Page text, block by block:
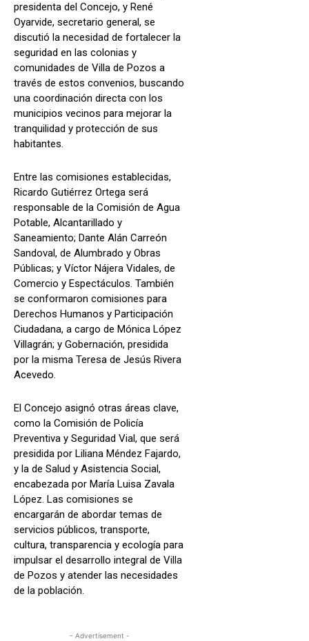
presidenta del Concejo, y René
Oyarvide, secretario general, se
discutió la necesidad de fortalecer la
seguridad en las colonias y
comunidades de Villa de Pozos a
través de estos convenios, buscando
una coordinación directa con los
municipios vecinos para mejorar la
tranquilidad y protección de sus
habitantes.
Entre las comisiones establecidas,
Ricardo Gutiérrez Ortega será
responsable de la Comisión de Agua
Potable, Alcantarillado y
Saneamiento; Dante Alán Carreón
Sandoval, de Alumbrado y Obras
Públicas; y Víctor Nájera Vidales, de
Comercio y Espectáculos. También
se conformaron comisiones para
Derechos Humanos y Participación
Ciudadana, a cargo de Mónica López
Villagrán; y Gobernación, presidida
por la misma Teresa de Jesús Rivera
Acevedo.
El Concejo asignó otras áreas clave,
como la Comisión de Policía
Preventiva y Seguridad Vial, que será
presidida por Liliana Méndez Fajardo,
y la de Salud y Asistencia Social,
encabezada por María Luisa Zavala
López. Las comisiones se
encargarán de abordar temas de
servicios públicos, transporte,
cultura, transparencia y ecología para
impulsar el desarrollo integral de Villa
de Pozos y atender las necesidades
de la población.
- Advertisement -